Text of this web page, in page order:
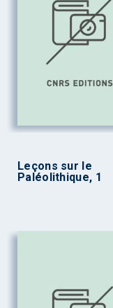
Leçons sur le
Paléolithique, 1